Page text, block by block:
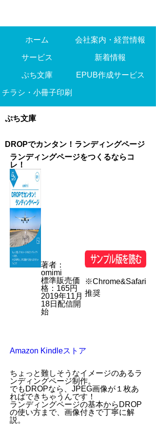
ホーム 会社案内・経営情報
サービス 新着情報
ぷち文庫 EPUB作成サービス
チラシ・小冊子印刷
ぷち文庫
DROPでカンタン！ランディングページ
ランディングページをつくるならコ
レ！
著者：
omimi
標準販売価
格：165円
2019年11月
18日配信開
始
※Chrome&Safari
推奨
Amazon Kindleストア
ちょっと難しそうなイメージのあるラ
ンディングページ制作。
でもDROPなら、JPEG画像が１枚あ
ればできちゃうんです！
ランディングページの基本からDROP
の使い方まで、画像付きで丁寧に解
説。